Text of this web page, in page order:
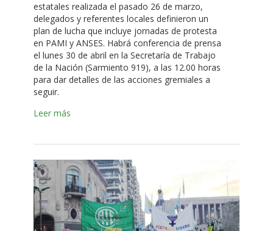
estatales realizada el pasado 26 de marzo,
delegados y referentes locales definieron un
plan de lucha que incluye jornadas de protesta
en PAMI y ANSES. Habrá conferencia de prensa
el lunes 30 de abril en la Secretaría de Trabajo
de la Nación (Sarmiento 919), a las 12.00 horas
para dar detalles de las acciones gremiales a
seguir.
Leer más